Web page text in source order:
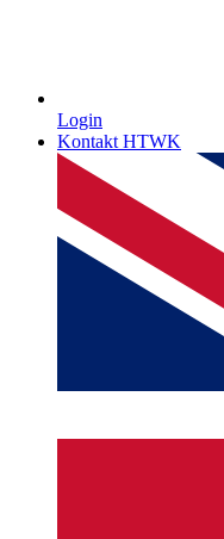
Login
Kontakt HTWK